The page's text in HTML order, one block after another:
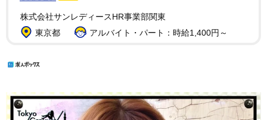
株式会社サンレディースHR事業部関東
東京都
アルバイト・パート：時給1,400円～